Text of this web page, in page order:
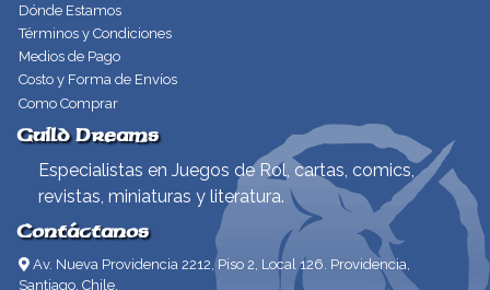
Dónde Estamos
Términos y Condiciones
Medios de Pago
Costo y Forma de Envíos
Como Comprar
Guild Dreams
Especialistas en Juegos de Rol, cartas, comics,
revistas, miniaturas y literatura.
Contáctanos
Av. Nueva Providencia 2212, Piso 2, Local 126. Providencia,
Santiago, Chile.